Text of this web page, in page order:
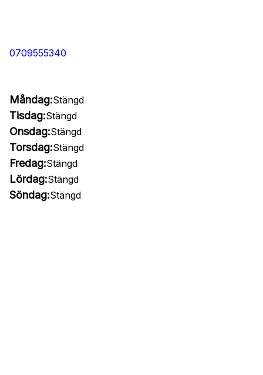
0709555340
Måndag:Stängd
Tisdag:Stängd
Onsdag:Stängd
Torsdag:Stängd
Fredag:Stängd
Lördag:Stängd
Söndag:Stängd